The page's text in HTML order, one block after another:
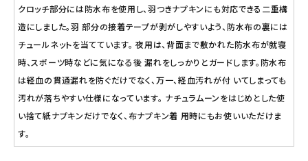
クロッチ部分には防水布を使用し、羽つきナプキンにも対応できる二重構
造にしました。羽 部分の接着テープが剥がしやすいよう、防水布の裏には
チュールネットを当てています。 夜用は、背面まで敷かれた防水布が就寝
時、スポーツ時などに気になる後 漏れをしっかりとガードします。防水布
は経血の貫通漏れを防ぐだけでなく、万一、経血汚れが付 いてしまっても
汚れが落ちやすい仕様になっています。 ナチュラムーンをはじめとした使
い捨て紙ナプキンだけでなく、布ナプキン着 用時にもお使いいただけま
す。